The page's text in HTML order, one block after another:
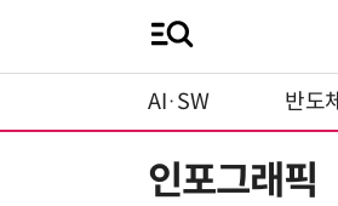
AI·SW 반도체
인포그래픽